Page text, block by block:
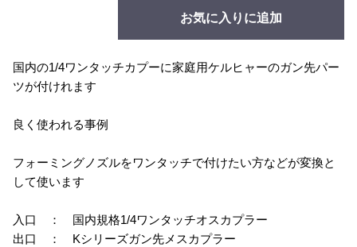
お気に入りに追加
国内の1/4ワンタッチカプーに家庭用ケルヒャーのガン先パー
ツが付けれます
良く使われる事例
フォーミングノズルをワンタッチで付けたい方などが変換と
して使います
入口 ： 国内規格1/4ワンタッチオスカプラー
出口 ： Kシリーズガン先メスカプラー